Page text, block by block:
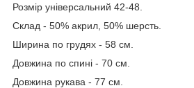
Розмір універсальний 42-48.
Склад - 50% акрил, 50% шерсть.
Ширина по грудях - 58 см.
Довжина по спині - 70 см.
Довжина рукава - 77 см.